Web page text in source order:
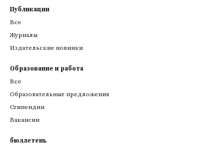
Публикации
Все
Журналы
Издательские новинки
Образование и работа
Все
Образовательные предложения
Стипендии
Вакансии
бюллетень